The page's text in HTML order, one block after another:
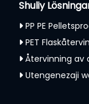
Shuliy
PP PE
PET
Återvinning av
Utengenezaji